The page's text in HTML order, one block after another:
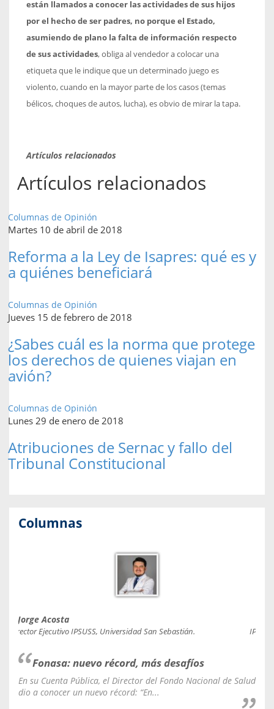
están llamados a conocer las actividades de sus hijos
por el hecho de ser padres, no porque el Estado,
asumiendo de plano la falta de información respecto
de sus actividades, obliga al vendedor a colocar una
etiqueta que le indique que un determinado juego es
violento, cuando en la mayor parte de los casos (temas
bélicos, choques de autos, lucha), es obvio de mirar la tapa.
Artículos relacionados
Artículos relacionados
Columnas de Opinión
Martes 10 de abril de 2018
Reforma a la Ley de Isapres: qué es y
a quiénes beneficiará
Columnas de Opinión
Jueves 15 de febrero de 2018
¿Sabes cuál es la norma que protege
los derechos de quienes viajan en
avión?
Columnas de Opinión
Lunes 29 de enero de 2018
Atribuciones de Sernac y fallo del
Tribunal Constitucional
Columnas
Jorge Acosta
Director Ejecutivo IPSUSS, Universidad San Sebastián.
Fonasa: nuevo récord, más desafíos
En su Cuenta Pública, el Director del Fondo Nacional de Salud
dio a conocer un nuevo récord: “En...